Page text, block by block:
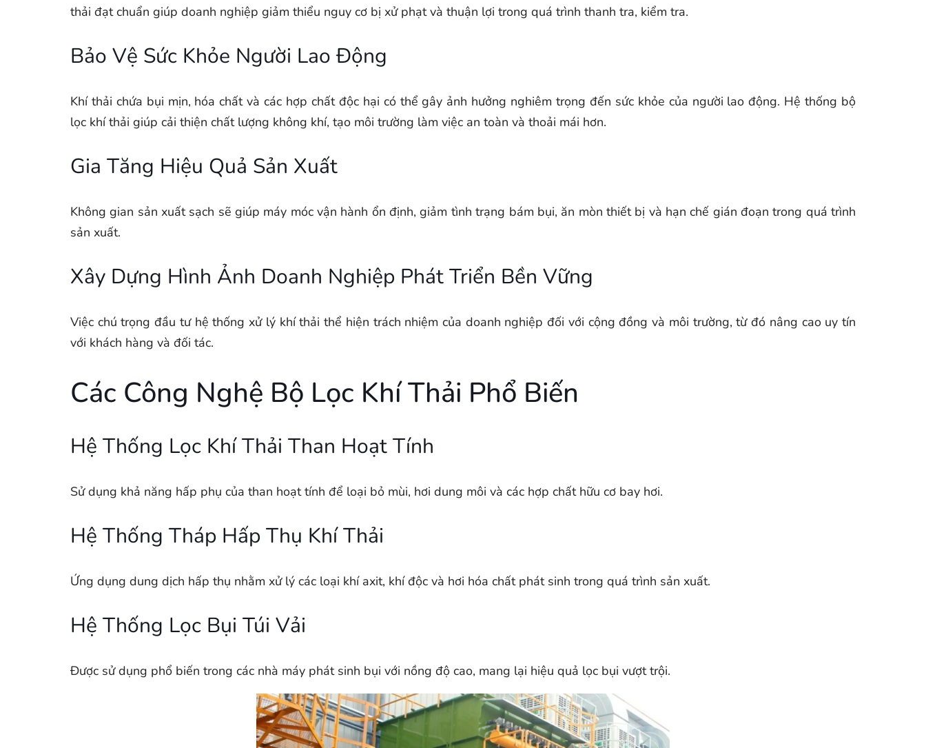
thải đạt chuẩn giúp doanh nghiệp giảm thiểu nguy cơ bị xử phạt và thuận lợi trong quá trình thanh tra, kiểm tra.
Bảo Vệ Sức Khỏe Người Lao Động
Khí thải chứa bụi mịn, hóa chất và các hợp chất độc hại có thể gây ảnh hưởng nghiêm trọng đến sức khỏe của người lao động. Hệ thống bộ
lọc khí thải giúp cải thiện chất lượng không khí, tạo môi trường làm việc an toàn và thoải mái hơn.
Gia Tăng Hiệu Quả Sản Xuất
Không gian sản xuất sạch sẽ giúp máy móc vận hành ổn định, giảm tình trạng bám bụi, ăn mòn thiết bị và hạn chế gián đoạn trong quá trình
sản xuất.
Xây Dựng Hình Ảnh Doanh Nghiệp Phát Triển Bền Vững
Việc chú trọng đầu tư hệ thống xử lý khí thải thể hiện trách nhiệm của doanh nghiệp đối với cộng đồng và môi trường, từ đó nâng cao uy tín
với khách hàng và đối tác.
Các Công Nghệ Bộ Lọc Khí Thải Phổ Biến
Hệ Thống Lọc Khí Thải Than Hoạt Tính
Sử dụng khả năng hấp phụ của than hoạt tính để loại bỏ mùi, hơi dung môi và các hợp chất hữu cơ bay hơi.
Hệ Thống Tháp Hấp Thụ Khí Thải
Ứng dụng dung dịch hấp thụ nhằm xử lý các loại khí axit, khí độc và hơi hóa chất phát sinh trong quá trình sản xuất.
Hệ Thống Lọc Bụi Túi Vải
Được sử dụng phổ biến trong các nhà máy phát sinh bụi với nồng độ cao, mang lại hiệu quả lọc bụi vượt trội.